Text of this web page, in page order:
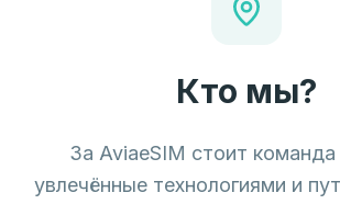
Кто мы?
За AviaeSIM стоит
увлечённые технологиями и